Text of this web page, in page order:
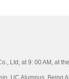
Ltd, at 9: 00 AM, at
UC Alumnus, Being